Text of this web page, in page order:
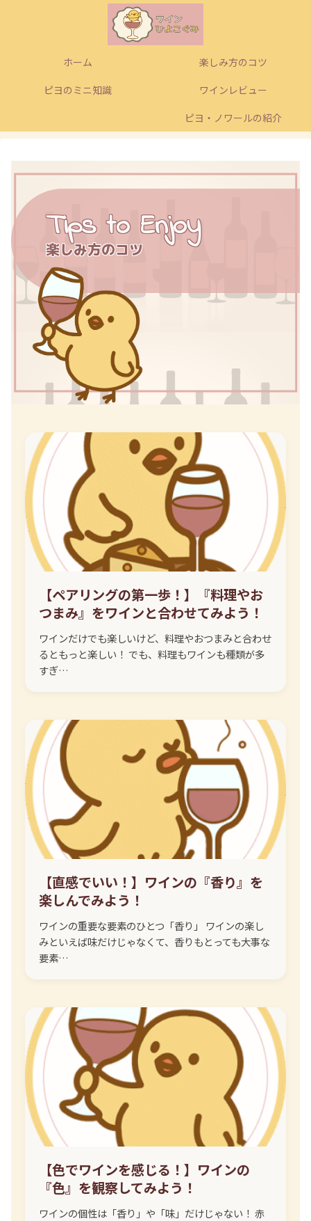
ホーム
楽しみ方のコツ
ピヨのミニ知識
ワインレビュー
ピヨ・ノワールの紹介
Tips to Enjoy
楽しみ方のコツ
【ペアリングの第一歩！】『料理やお
つまみ』をワインと合わせてみよう！
ワインだけでも楽しいけど、料理やおつまみと合わせ
るともっと楽しい！ でも、料理もワインも種類が多
すぎ…
【直感でいい！】ワインの『香り』を
楽しんでみよう！
ワインの重要な要素のひとつ「香り」 ワインの楽し
みといえば味だけじゃなくて、香りもとっても大事な
要素…
【色でワインを感じる！】ワインの
『色』を観察してみよう！
ワインの個性は「香り」や「味」だけじゃない！ 赤